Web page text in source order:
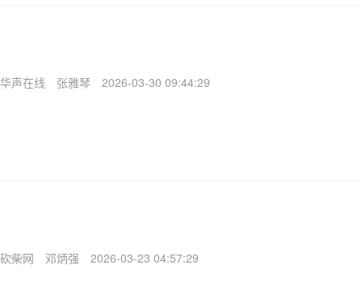
华声在线 张雅琴 2026-03-30 09:44:29
砍柴网 邓炳强 2026-03-23 04:57:29